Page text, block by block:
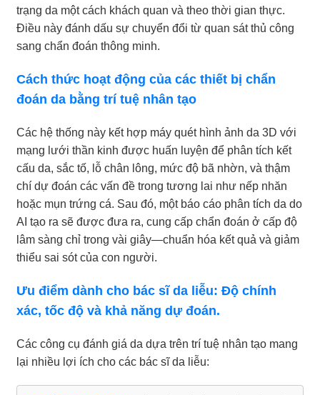
trạng da một cách khách quan và theo thời gian thực.
Điều này đánh dấu sự chuyển đổi từ quan sát thủ công
sang chẩn đoán thông minh.
Cách thức hoạt động của các thiết bị chẩn
đoán da bằng trí tuệ nhân tạo
Các hệ thống này kết hợp máy quét hình ảnh da 3D với
mạng lưới thần kinh được huấn luyện để phân tích kết
cấu da, sắc tố, lỗ chân lông, mức độ bã nhờn, và thậm
chí dự đoán các vấn đề trong tương lai như nếp nhăn
hoặc mụn trứng cá. Sau đó, một báo cáo phân tích da do
AI tạo ra sẽ được đưa ra, cung cấp chẩn đoán ở cấp độ
lâm sàng chỉ trong vài giây—chuẩn hóa kết quả và giảm
thiểu sai sót của con người.
Ưu điểm dành cho bác sĩ da liễu: Độ chính
xác, tốc độ và khả năng dự đoán.
Các công cụ đánh giá da dựa trên trí tuệ nhân tạo mang
lại nhiều lợi ích cho các bác sĩ da liễu: